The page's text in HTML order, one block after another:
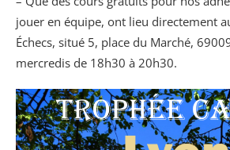
jouer en équipe, ont lieu directement
Échecs, situé 5, place du Marché,
mercredis de 18h30 à 20h30.